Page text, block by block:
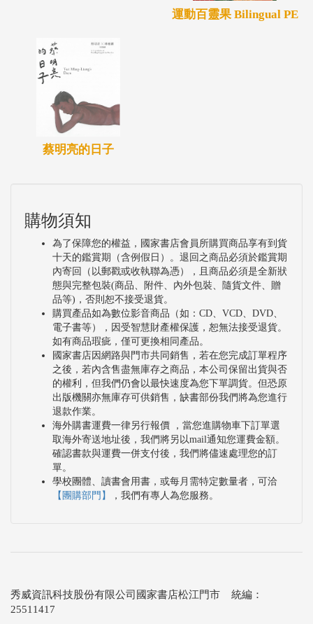
運動百靈果 Bilingual PE
蔡明亮的日子
購物須知
為了保障您的權益，國家書店會員所購買商品享有到貨
十天的鑑賞期（含例假日）。退回之商品必須於鑑賞期
內寄回（以郵戳或收執聯為憑），且商品必須是全新狀
態與完整包裝(商品、附件、內外包裝、隨貨文件、贈
品等)，否則恕不接受退貨。
購買產品如為數位影音商品（如：CD、VCD、DVD、
電子書等），因受智慧財產權保護，恕無法接受退貨。
如有商品瑕疵，僅可更換相同產品。
國家書店因網路與門市共同銷售，若在您完成訂單程序
之後，若內含售盡無庫存之商品，本公司保留出貨與否
的權利，但我們仍會以最快速度為您下單調貨。但恐原
出版機關亦無庫存可供銷售，缺書部份我們將為您進行
退款作業。
海外購書運費一律另行報價 ，當您進購物車下訂單選
取海外寄送地址後，我們將另以mail通知您運費金額。
確認書款與運費一併支付後，我們將儘速處理您的訂
單。
學校團體、讀書會用書，或每月需特定數量者，可洽
【團購部門】
，我們有專人為您服務。
秀威資訊科技股份有限公司國家書店松江門市 統編：
25511417